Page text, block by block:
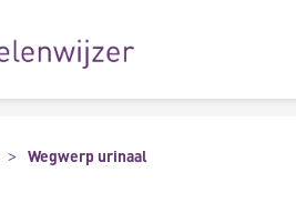
Wegwerp urinaal